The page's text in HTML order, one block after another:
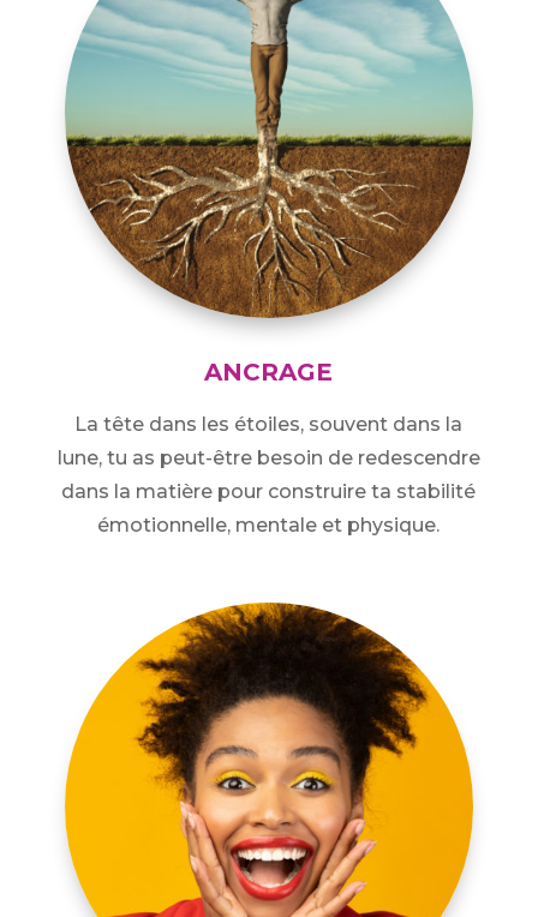
ANCRAGE
La tête dans les étoiles, souvent dans la
lune, tu as peut-être besoin de redescendre
dans la matière pour construire ta stabilité
émotionnelle, mentale et physique.